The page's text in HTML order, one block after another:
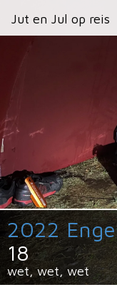
Jut en Jul op reis
Primary
Menu
Jut en Jul op reis
2022
18
wet, wet, wet